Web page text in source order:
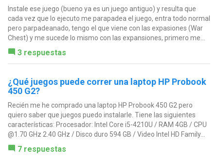
Instale ese juego (bueno ya es un juego antiguo) y resulta que
cada vez que lo ejecuto me parapadea el juego, entra todo normal
pero parpadeanado, tengo el que viene con las expasiones (War
Chest) y me sucede lo mismo con las expansiones, primero me...
3 respuestas
¿Qué juegos puede correr una laptop HP Probook
450 G2?
Recién me he comprado una laptop HP Probook 450 G2 pero
quiero saber que juegos puedo instalarle. Tiene las siguientes
características: Procesador: Intel Core i5-4210U / RAM 4GB / CPU
@1.70 GHz 2.40 GHz / Disco duro 594 GB / Video Intel HD Family...
7 respuestas